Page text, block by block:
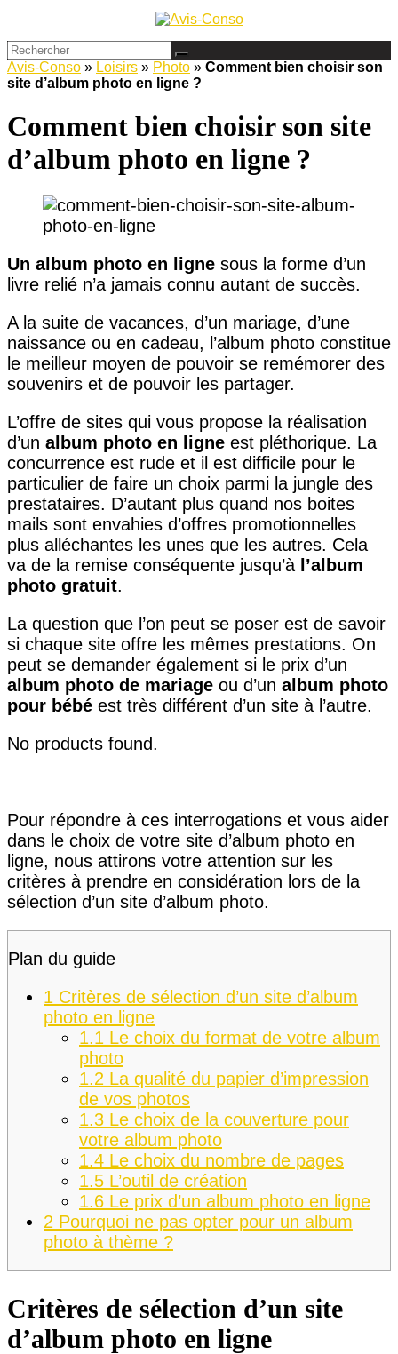
Avis-Conso » Loisirs » Photo » Comment bien choisir son
site d’album photo en ligne ?
Comment bien choisir son site
d’album photo en ligne ?
Un album photo en ligne sous la forme d’un
livre relié n’a jamais connu autant de succès.
A la suite de vacances, d’un mariage, d’une
naissance ou en cadeau, l’album photo constitue
le meilleur moyen de pouvoir se remémorer des
souvenirs et de pouvoir les partager.
L’offre de sites qui vous propose la réalisation
d’un album photo en ligne est pléthorique. La
concurrence est rude et il est difficile pour le
particulier de faire un choix parmi la jungle des
prestataires. D’autant plus quand nos boites
mails sont envahies d’offres promotionnelles
plus alléchantes les unes que les autres. Cela
va de la remise conséquente jusqu’à l’album
photo gratuit.
La question que l’on peut se poser est de savoir
si chaque site offre les mêmes prestations. On
peut se demander également si le prix d’un
album photo de mariage ou d’un album photo
pour bébé est très différent d’un site à l’autre.
No products found.
Pour répondre à ces interrogations et vous aider
dans le choix de votre site d’album photo en
ligne, nous attirons votre attention sur les
critères à prendre en considération lors de la
sélection d’un site d’album photo.
Plan du guide
1 Critères de sélection d’un site d’album
photo en ligne
1.1 Le choix du format de votre album
photo
1.2 La qualité du papier d’impression
de vos photos
1.3 Le choix de la couverture pour
votre album photo
1.4 Le choix du nombre de pages
1.5 L’outil de création
1.6 Le prix d’un album photo en ligne
2 Pourquoi ne pas opter pour un album
photo à thème ?
Critères de sélection d’un site
d’album photo en ligne